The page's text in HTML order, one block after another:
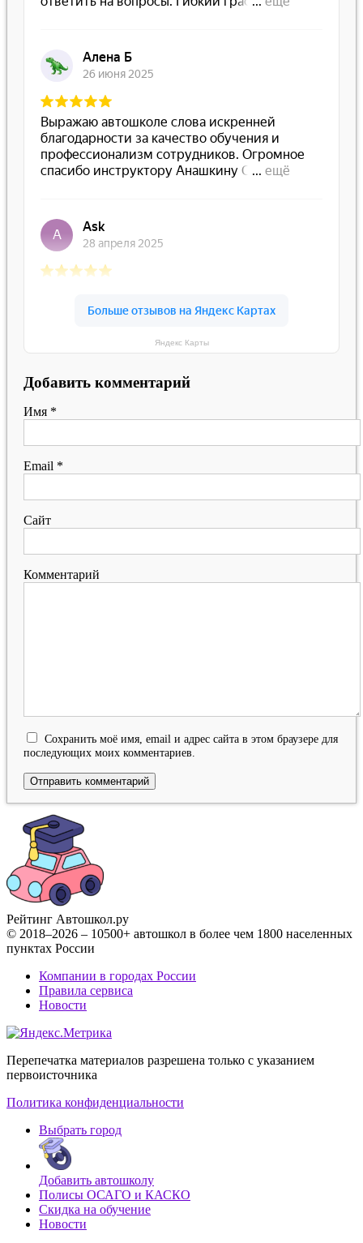
Яндекс Карты
Добавить комментарий
Имя *
Email *
Сайт
Комментарий
Сохранить моё имя, email и адрес сайта в этом браузере для
последующих моих комментариев.
Рейтинг Автошкол.ру
© 2018–2026 – 10500+ автошкол в более чем 1800 населенных
пунктах России
Компании в городах России
Правила сервиса
Новости
Перепечатка материалов разрешена только с указанием
первоисточника
Политика конфиденциальности
Выбрать город
Добавить автошколу
Полисы ОСАГО и КАСКО
Скидка на обучение
Новости